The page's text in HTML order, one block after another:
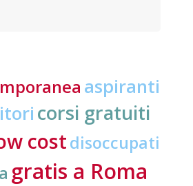
aspiranti
corsi gratuiti
costdisoccupati
gratis a Roma